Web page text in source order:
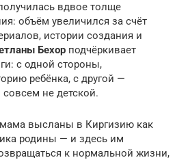
вдвое толще
объём увеличился за счёт
истории создания и
Бехор подчёркивает
с одной стороны,
ребёнка, с другой —
не детской.
высланы в Киргизию как
родины — и здесь им
к нормальной жизни,